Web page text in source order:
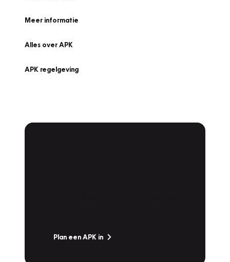
Meer informatie
Alles over APK
APK regelgeving
Plan een APK in